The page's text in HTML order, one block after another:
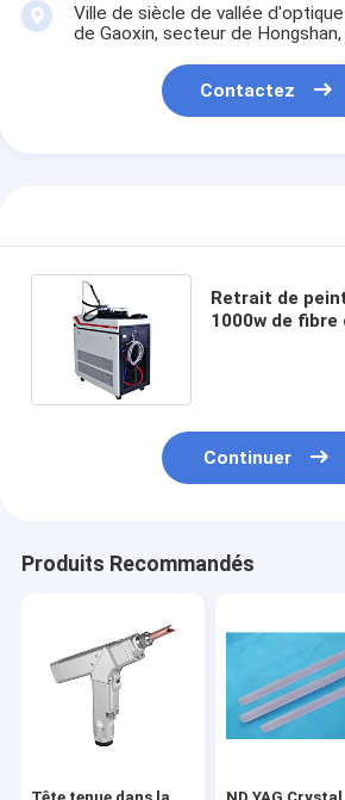
Ville de siècle de vallée
de Gaoxin, secteur de
Contactez
Retrait de
1000w de
Continuer
Produits Recommandés